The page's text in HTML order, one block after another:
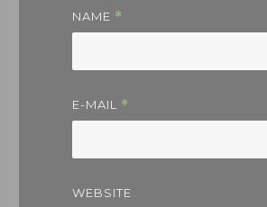
NAME *
E-MAIL *
WEBSITE